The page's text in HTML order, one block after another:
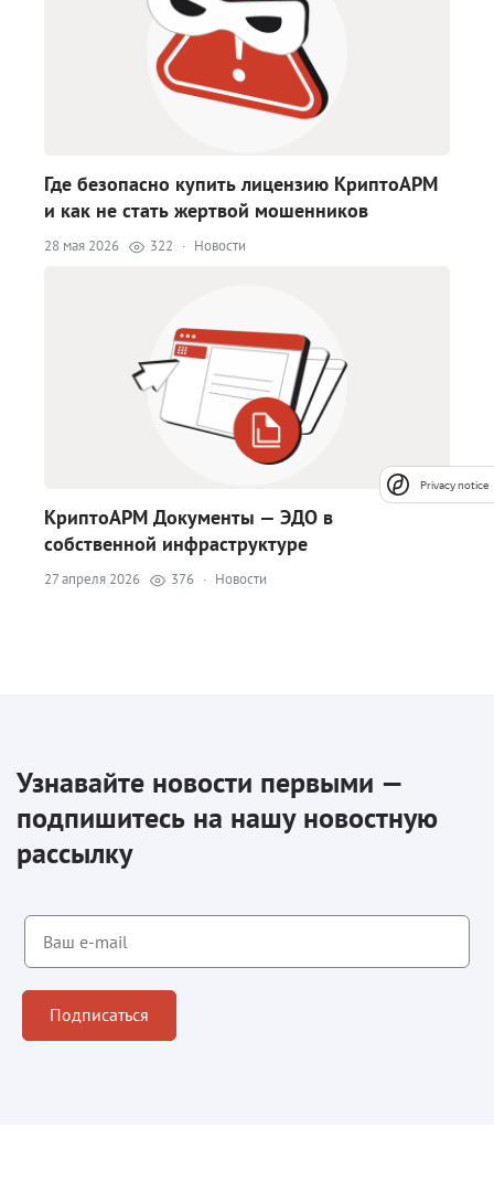
Где безопасно купить лицензию КриптоАРМ
и как не стать жертвой мошенников
28 мая 2026 322 · Новости
КриптоАРМ Документы — ЭДО в
собственной инфраструктуре
27 апреля 2026 376 · Новости
Узнавайте новости первыми —
подпишитесь на нашу новостную
рассылку
Подписаться
Privacy notice